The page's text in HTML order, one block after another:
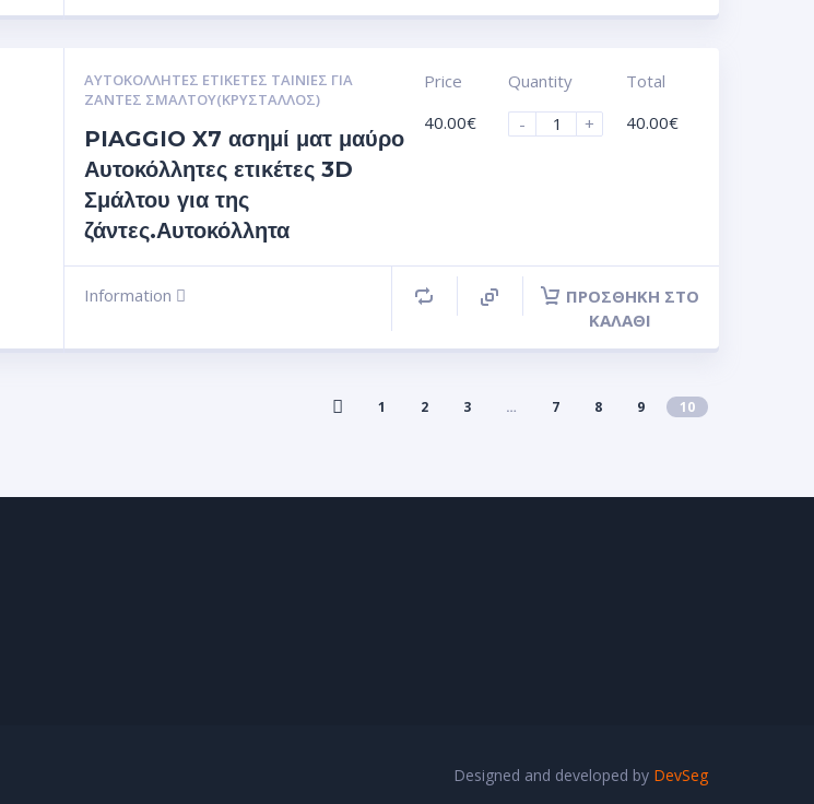
ΑΥΤΟΚΌΛΛΗΤΕΣ ΕΤΙΚΈΤΕΣ ΤΑΙΝΊΕΣ ΓΙΑ
ΖΆΝΤΕΣ ΣΜΆΛΤΟΥ(ΚΡΎΣΤΑΛΛΟΣ)
PIAGGIO X7 ασημί ματ μαύρο
Αυτοκόλλητες ετικέτες 3D
Σμάλτου για της
ζάντες.Αυτοκόλλητα
Price
40.00€
Quantity
-
+
Total
40.00€
Information
ΠΡΟΣΘΉΚΗ ΣΤΟ
ΚΑΛΆΘΙ
1 2 3 … 7 8 9 10
Designed and developed by DevSeg